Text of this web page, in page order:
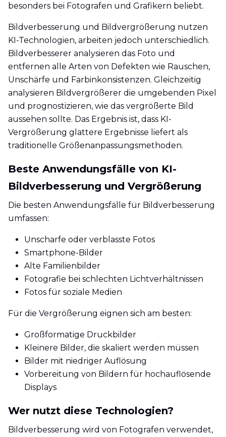
besonders bei Fotografen und Grafikern beliebt.
Bildverbesserung und Bildvergrößerung nutzen
KI-Technologien, arbeiten jedoch unterschiedlich.
Bildverbesserer analysieren das Foto und
entfernen alle Arten von Defekten wie Rauschen,
Unschärfe und Farbinkonsistenzen. Gleichzeitig
analysieren Bildvergrößerer die umgebenden Pixel
und prognostizieren, wie das vergrößerte Bild
aussehen sollte. Das Ergebnis ist, dass KI-
Vergrößerung glattere Ergebnisse liefert als
traditionelle Größenanpassungsmethoden.
Beste Anwendungsfälle von KI-
Bildverbesserung und Vergrößerung
Die besten Anwendungsfälle für Bildverbesserung
umfassen:
Unscharfe oder verblasste Fotos
Smartphone-Bilder
Alte Familienbilder
Fotografie bei schlechten Lichtverhältnissen
Fotos für soziale Medien
Für die Vergrößerung eignen sich am besten:
Großformatige Druckbilder
Kleinere Bilder, die skaliert werden müssen
Bilder mit niedriger Auflösung
Vorbereitung von Bildern für hochauflösende
Displays
Wer nutzt diese Technologien?
Bildverbesserung wird von Fotografen verwendet,